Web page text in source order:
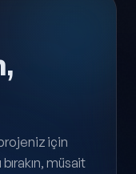
projeniz için
müsait